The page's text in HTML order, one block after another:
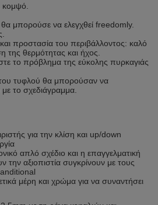
κομψό.
μπορούσε να ελεγχθεί freedomly.
προστασία του περιβάλλοντος: καλό
θερμότητας και ήχος.
το πρόβλημα της εύκολης πυρκαγιάς
τυφλού θα μπορούσαν να
το σχεδιάγραμμα.
για την κλίση και up/down
απλό σχέδιο και η επαγγελματική
την αξιοπιστία συγκρίνουν με τους
μέρη και χρώμα για να συναντήσει